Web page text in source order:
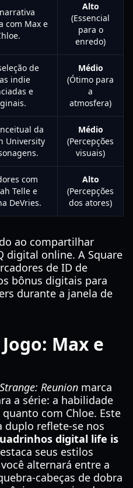
com Max e
Alto
(Essencial
para o
enredo)
de
indie
e
Médio
(Ótimo para
a
atmosfera)
da
University
Médio
(Percepções
visuais)
com
Telle e
DeVries.
Alto
(Percepções
dos atores)
ao compartilhar
digital online. A Square
de ID de
bônus digitais para
durante a janela de
Max e
Reunion marca
a série: a habilidade
com Chloe. Este
reflete-se nos
digital life is
seus estilos
alternará entre a
cabeças de dobra